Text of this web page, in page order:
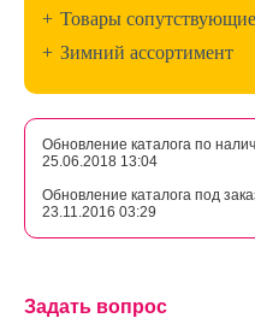
+ Товары сопутствующие
+ Зимний ассортимент
Обновление каталога по
25.06.2018 13:04
Обновление каталога под
23.11.2016 03:29
Задать вопрос